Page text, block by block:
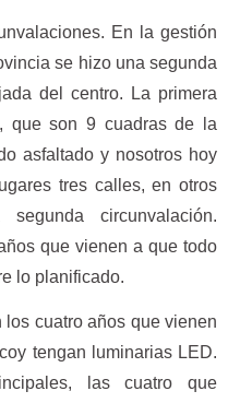
En la gestión
se hizo una segunda
del centro. La primera
que son 9 cuadras de la
asfaltado y nosotros hoy
tres calles, en otros
circunvalación.
que vienen a que todo
lo planificado.
los cuatro años que vienen
tengan luminarias LED.
las cuatro que